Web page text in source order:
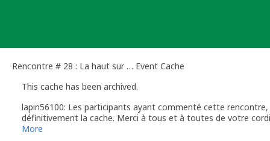
Rencontre # 28 : La haut sur … Event Cache
This cache has been archived.
lapin56100: Les participants ayant commenté cette
définitivement la cache. Merci à tous et à toutes de votre
aventure. A priori nous pour retrouver prochainement au
More